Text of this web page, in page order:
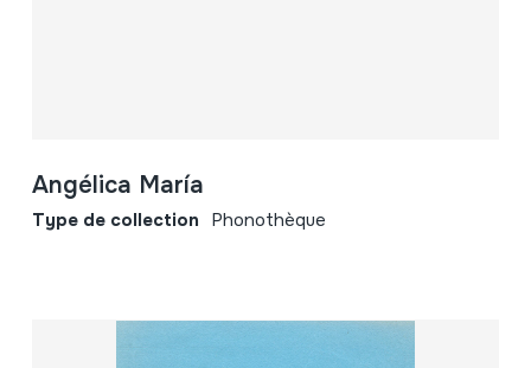
Angélica María
Type de collection Phonothèque